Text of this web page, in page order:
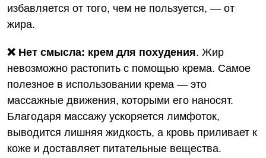
избавляется от того, чем не пользуется, — от
жира.
❌ Нет смысла: крем для похудения. Жир
невозможно растопить с помощью крема. Самое
полезное в использовании крема — это
массажные движения, которыми его наносят.
Благодаря массажу ускоряется лимфоток,
выводится лишняя жидкость, а кровь приливает к
коже и доставляет питательные вещества.